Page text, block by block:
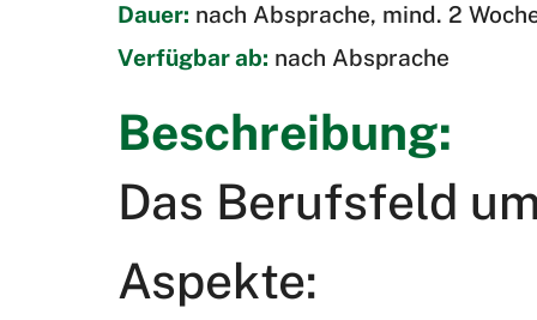
Dauer: nach Absprache, mind. 2
Verfügbar ab: nach Absprache
Beschreibung:
Das Berufsfeld
Aspekte: